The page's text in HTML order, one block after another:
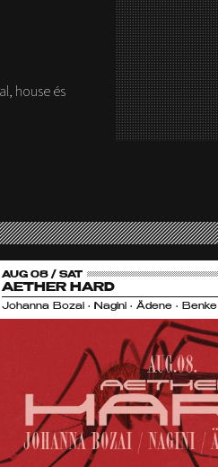
house és
AUG 08 / SAT
AETHER HARD
Johanna Bozai • Nagini • Ädene • Benke